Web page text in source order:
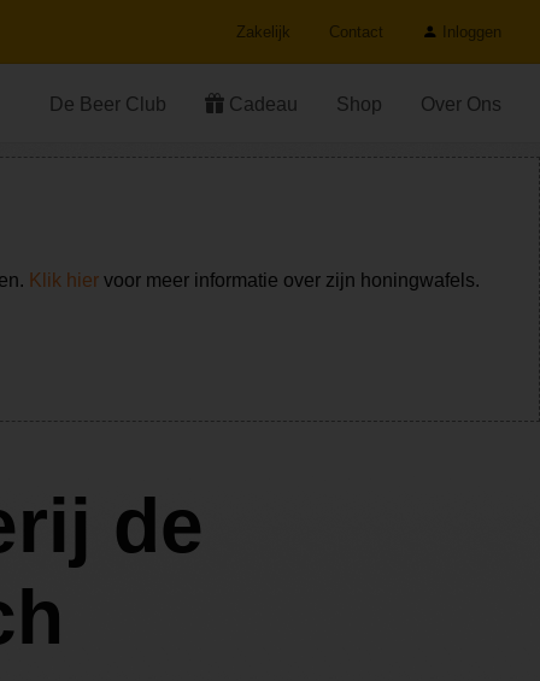
Zakelijk Contact Inloggen
De Beer Club Cadeau Shop Over Ons
de
Klik hier voor meer informatie over zijn honingwafels.